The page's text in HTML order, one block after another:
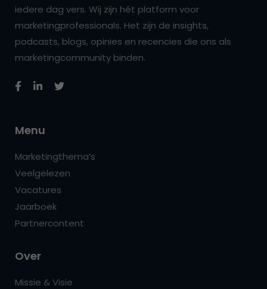
iedere dag vers. Wij zijn hét platform voor
marketingprofessionals. Het zijn de insights,
podcasts, blogs, opinies en recencies die ons als
marketingcommunity binden.
Menu
Marketingthema’s
Veelgelezen
Vacatures
Jaarboek
Partnercontent
Over
Missie & Visie